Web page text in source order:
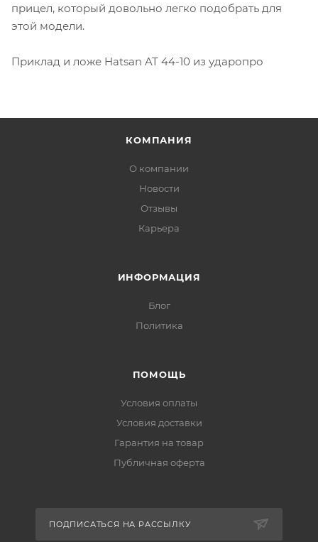
прицел, который довольно легко подобрать для
этой модели.
Приклад и ложе Hatsan AT 44-10 из ударопро
КОМПАНИЯ
О компании
Новости
Отзывы
Карьера
ИНФОРМАЦИЯ
Блог
Политика
ПОМОЩЬ
Условия оплаты
Условия доставки
Гарантия на товар
Публичная оферта
ПОДПИСАТЬСЯ НА РАССЫЛКУ